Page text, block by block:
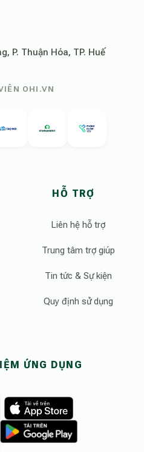
P. Thuận Hóa, TP. Huế
OHI.VN
HỖ TRỢ
Liên hệ hỗ trợ
Trung tâm trợ giúp
Tin tức & Sự kiện
Quy định sử dụng
ỨNG DỤNG